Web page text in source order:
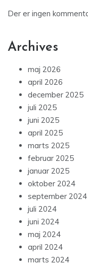
Der er ingen
Archives
maj 2026
april 2026
december 2025
juli 2025
juni 2025
april 2025
marts 2025
februar 2025
januar 2025
oktober 2024
september 2024
juli 2024
juni 2024
maj 2024
april 2024
marts 2024